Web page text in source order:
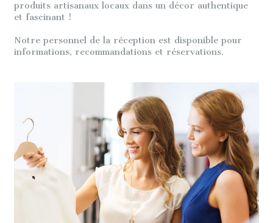
produits artisanaux locaux dans un décor authentique
et fascinant !
Notre personnel de la réception est disponible pour
informations, recommandations et réservations.